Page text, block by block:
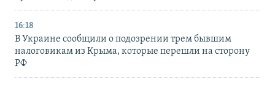
16:18
В Украине сообщили о подозрении трем бывшим
налоговикам из Крыма, которые перешли на сторону
РФ